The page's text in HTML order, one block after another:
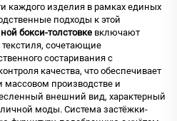
каждого изделия в рамках единых
подходы к этой
бокси-толстовке включают
сочетающие
состаривания с
качества, что обеспечивает
массовом производстве и
внешний вид, характерный
моды. Система застёжки-